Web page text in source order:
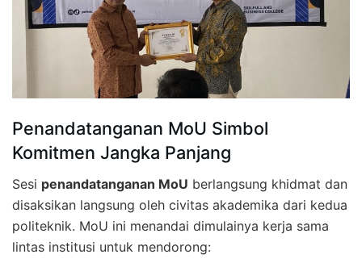
Penandatanganan MoU Simbol
Komitmen Jangka Panjang
Sesi penandatanganan MoU berlangsung khidmat dan
disaksikan langsung oleh civitas akademika dari kedua
politeknik. MoU ini menandai dimulainya kerja sama
lintas institusi untuk mendorong: